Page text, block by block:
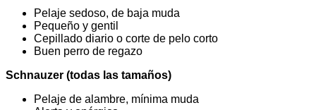
Pelaje sedoso, de baja muda
Pequeño y gentil
Cepillado diario o corte de pelo corto
Buen perro de regazo
Schnauzer (todas las tamaños)
Pelaje de alambre, mínima muda